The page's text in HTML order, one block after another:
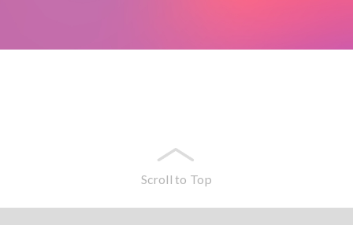
Scroll to Top